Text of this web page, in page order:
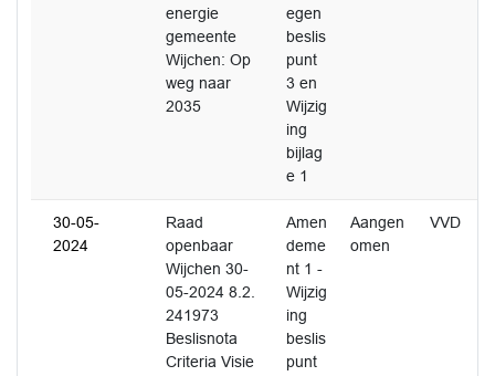
energie
gemeente
Wijchen: Op
weg naar
2035
egen
beslis
punt
3 en
Wijzig
ing
bijlag
e 1
30-05-
2024
Raad
openbaar
Wijchen 30-
05-2024 8.2.
241973
Beslisnota
Criteria Visie
Amen
deme
nt 1 -
Wijzig
ing
beslis
punt
Aangen
omen
VVD